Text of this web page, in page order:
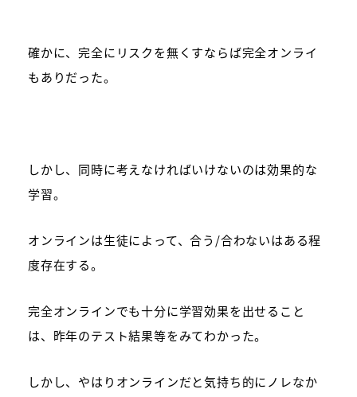
確かに、完全にリスクを無くすならば完全オンライ
もありだった。
しかし、同時に考えなければいけないのは効果的な
学習。
オンラインは生徒によって、合う/合わないはある程
度存在する。
完全オンラインでも十分に学習効果を出せること
は、昨年のテスト結果等をみてわかった。
しかし、やはりオンラインだと気持ち的にノレなか